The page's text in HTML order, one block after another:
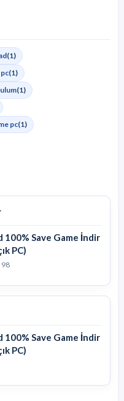
(1)
(1)
(1)
pc(1)
Save Game İndir
PC)
98
Save Game İndir
PC)